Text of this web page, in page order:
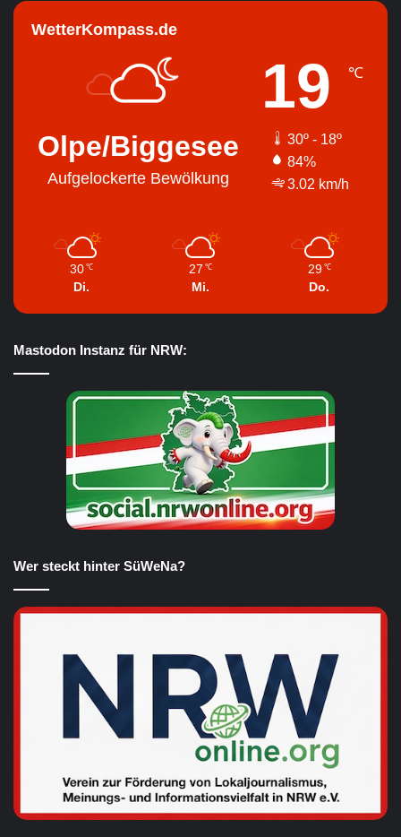
WetterKompass.de
Olpe/Biggesee
Aufgelockerte Bewölkung
19 ℃
30º - 18º
84%
3.02 km/h
30 ℃
Di.
27 ℃
Mi.
29 ℃
Do.
Mastodon Instanz für NRW:
Wer steckt hinter SüWeNa?